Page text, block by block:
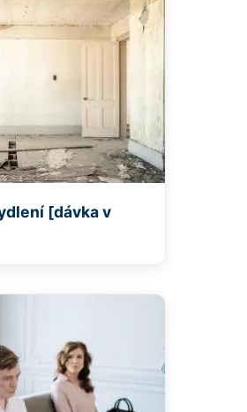
[dávka v